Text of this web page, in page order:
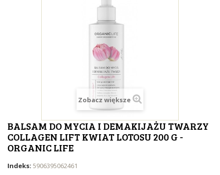
Zobacz większe
BALSAM DO MYCIA I DEMAKIJAŻU TWARZY
COLLAGEN LIFT KWIAT LOTOSU 200 G -
ORGANIC LIFE
Indeks: 5906395062461